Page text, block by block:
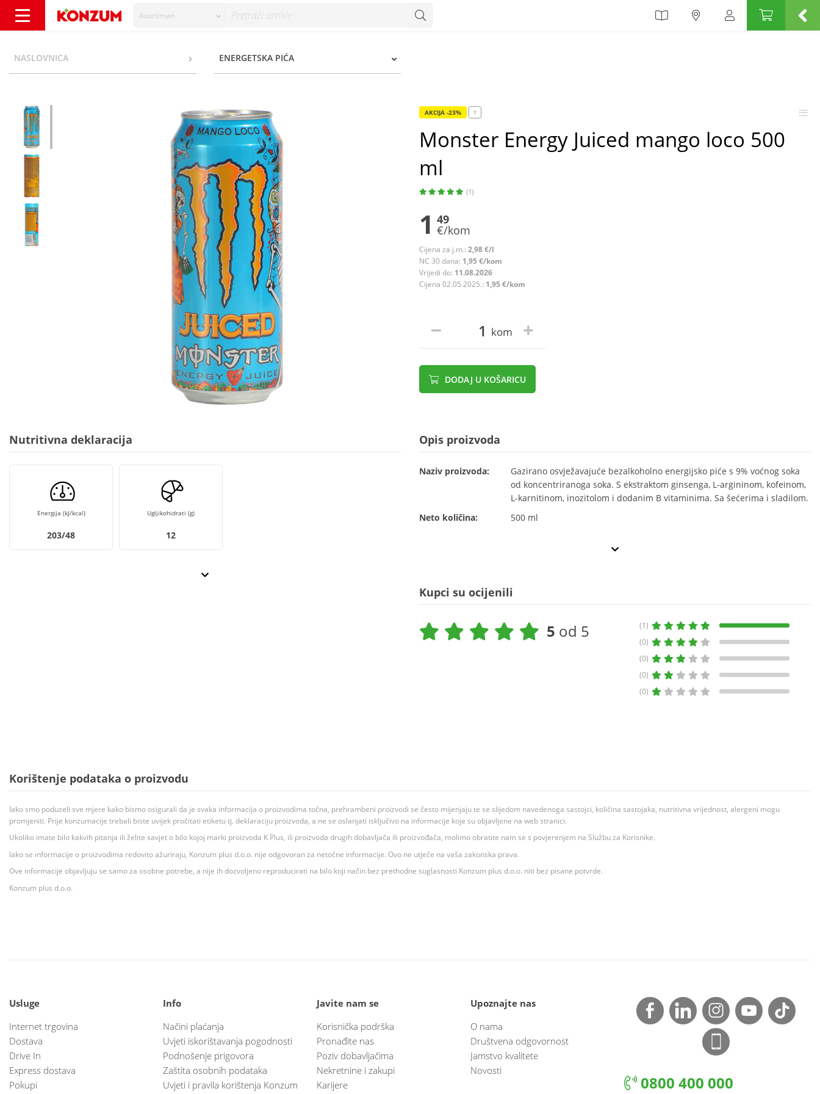
Asortiman
NASLOVNICA ENERGETSKA PIĆA
AKCIJA -23% !
Monster Energy Juiced mango loco 500
ml
(1)
1 49
€/kom
Cijena za j.m.: 2,98 €/l
NC 30 dana: 1,95 €/kom
Vrijedi do: 11.08.2026
Cijena 02.05.2025.: 1,95 €/kom
kom
DODAJ U KOŠARICU
Nutritivna deklaracija
Energija (kJ/kcal)
203/48
Ugljikohidrati (g)
12
Opis proizvoda
Naziv proizvoda:
Gazirano osvježavajuće bezalkoholno energijsko piće s 9% voćnog soka
od koncentriranoga soka. S ekstraktom ginsenga, L-argininom, kofeinom,
L-karnitinom, inozitolom i dodanim B vitaminima. Sa šećerima i sladilom.
Neto količina:
500 ml
Kupci su ocijenili
5 od 5
(1)
(0)
(0)
(0)
(0)
Korištenje podataka o proizvodu
Iako smo poduzeli sve mjere kako bismo osigurali da je svaka informacija o proizvodima točna, prehrambeni proizvodi se često mijenjaju te se slijedom navedenoga sastojci, količina sastojaka, nutritivna vrijednost, alergeni mogu
promjeniti. Prije konzumacije trebali biste uvijek pročitati etiketu tj. deklaraciju proizvoda, a ne se oslanjati isključivo na informacije koje su objavljene na web stranici.
Ukoliko imate bilo kakvih pitanja ili želite savjet o bilo kojoj marki proizvoda K Plus, ili proizvoda drugih dobavljača ili proizvođača, molimo obratite nam se s povjerenjem na Službu za Korisnike.
Iako se informacije o proizvodima redovito ažuriraju, Konzum plus d.o.o. nije odgovoran za netočne informacije. Ovo ne utječe na vaša zakonska prava.
Ove informacije objavljuju se samo za osobne potrebe, a nije ih dozvoljeno reproducirati na bilo koji način bez prethodne suglasnosti Konzum plus d.o.o. niti bez pisane potvrde.
Konzum plus d.o.o.
Usluge
Internet trgovina
Dostava
Drive In
Express dostava
Pokupi
Info
Načini plaćanja
Uvjeti iskorištavanja pogodnosti
Podnošenje prigovora
Zaštita osobnih podataka
Uvjeti i pravila korištenja Konzum
Javite nam se
Korisnička podrška
Pronađite nas
Poziv dobavljačima
Nekretnine i zakupi
Karijere
Upoznajte nas
O nama
Društvena odgovornost
Jamstvo kvalitete
Novosti
0800 400 000